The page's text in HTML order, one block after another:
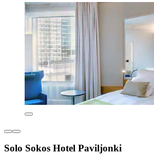
Solo Sokos Hotel Paviljonki